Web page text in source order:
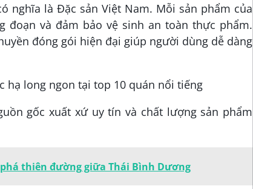
nghĩa là Đặc sản Việt Nam. Mỗi sản phẩm của
đoạn và đảm bảo vệ sinh an toàn thực phẩm.
đóng gói hiện đại giúp người dùng dễ dàng
gốc xuất xứ uy tín và chất lượng sản phẩm
thiên đường giữa Thái Bình Dương